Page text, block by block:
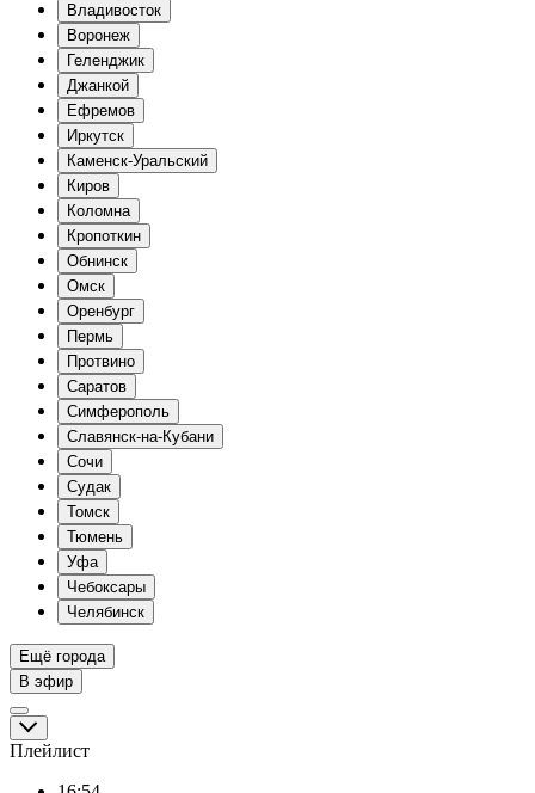
Владивосток
Воронеж
Геленджик
Джанкой
Ефремов
Иркутск
Каменск-Уральский
Киров
Коломна
Кропоткин
Обнинск
Омск
Оренбург
Пермь
Протвино
Саратов
Симферополь
Славянск-на-Кубани
Сочи
Судак
Томск
Тюмень
Уфа
Чебоксары
Челябинск
Ещё города
В эфир
Плейлист